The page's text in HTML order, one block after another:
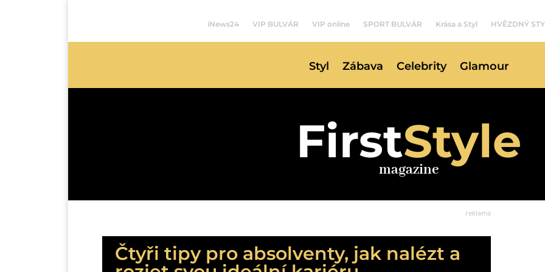
iNews24 VIP BULVÁR VIP online SPORT BULVÁR Krása a Styl HVĚZDNÝ
Styl Zábava Celebrity Glamour
FirstStyle
magazine
reklama
Čtyři tipy pro absolventy, jak nalézt a